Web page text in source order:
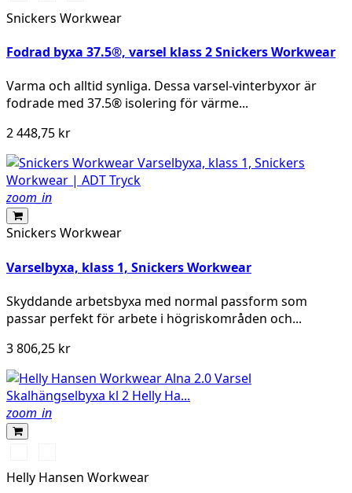
vis
yellow\Black
orange\Black
vis
yellow/Navy
Snickers Workwear
Fodrad byxa 37.5®, varsel klass 2 Snickers Workwear
Varma och alltid synliga. Dessa varsel-vinterbyxor är
fodrade med 37.5® isolering för värme...
2 448,75 kr
zoom_in
Snickers Workwear
Varselbyxa, klass 1, Snickers Workwear
Skyddande arbetsbyxa med normal passform som
passar perfekt för arbete i högriskområden och...
3 806,25 kr
zoom_in
YELLOW/EBONY
ORANGE/EBONY
Helly Hansen Workwear